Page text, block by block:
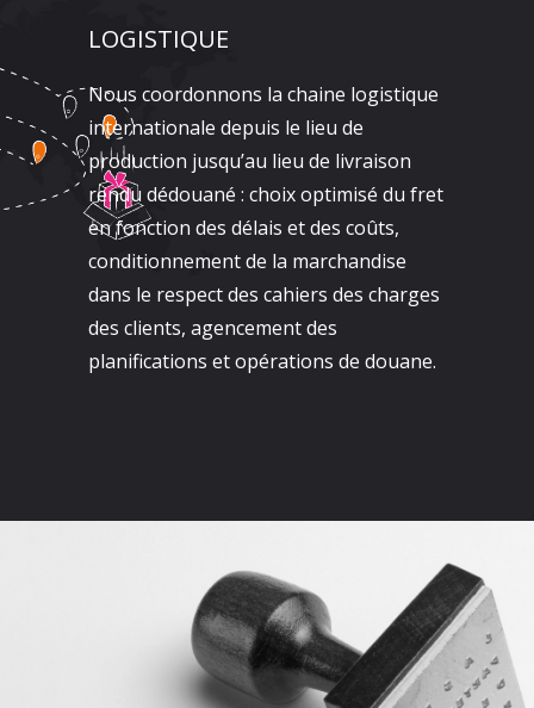
LOGISTIQUE
Nous coordonnons la chaine logistique
internationale depuis le lieu de
production jusqu’au lieu de livraison
rendu dédouané : choix optimisé du fret
en fonction des délais et des coûts,
conditionnement de la marchandise
dans le respect des cahiers des charges
des clients, agencement des
planifications et opérations de douane.